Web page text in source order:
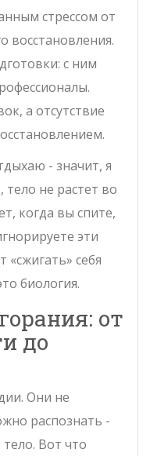
стрессом от
восстановления.
с ним
а отсутствие
- значит, я
не растет во
когда вы спите,
эти
«сжигать» себя
биология.
от
до
Они не
распознать -
Вот что